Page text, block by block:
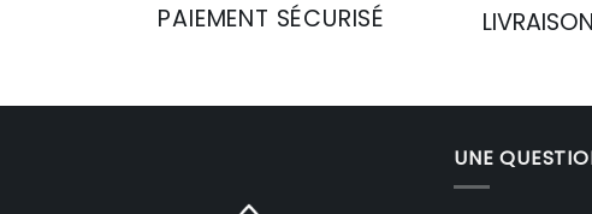
PAIEMENT SÉCURISÉ
UNE